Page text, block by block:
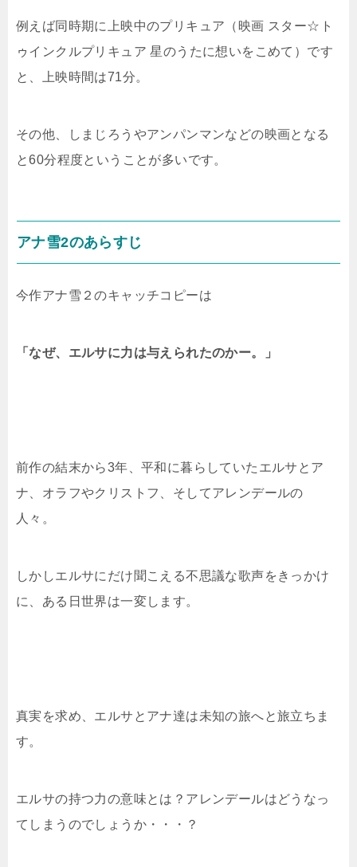
例えば同時期に上映中のプリキュア（映画 スター☆ト
ゥインクルプリキュア 星のうたに想いをこめて）です
と、上映時間は71分。
その他、しまじろうやアンパンマンなどの映画となる
と60分程度ということが多いです。
アナ雪2のあらすじ
今作アナ雪２のキャッチコピーは
「なぜ、エルサに力は与えられたのかー。」
前作の結末から3年、平和に暮らしていたエルサとア
ナ、オラフやクリストフ、そしてアレンデールの
人々。
しかしエルサにだけ聞こえる不思議な歌声をきっかけ
に、ある日世界は一変します。
真実を求め、エルサとアナ達は未知の旅へと旅立ちま
す。
エルサの持つ力の意味とは？アレンデールはどうなっ
てしまうのでしょうか・・・？